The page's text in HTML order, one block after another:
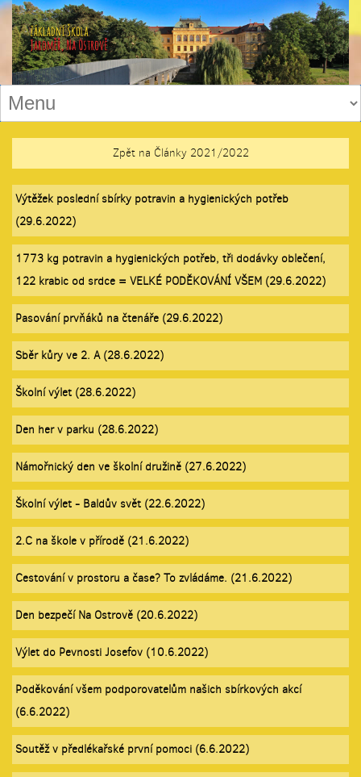
Zpět na Články 2021/2022
Výtěžek poslední sbírky potravin a hygienických potřeb
(29.6.2022)
1773 kg potravin a hygienických potřeb, tři dodávky oblečení,
122 krabic od srdce = VELKÉ PODĚKOVÁNÍ VŠEM (29.6.2022)
Pasování prvňáků na čtenáře (29.6.2022)
Sběr kůry ve 2. A (28.6.2022)
Školní výlet (28.6.2022)
Den her v parku (28.6.2022)
Námořnický den ve školní družině (27.6.2022)
Školní výlet - Baldův svět (22.6.2022)
2.C na škole v přírodě (21.6.2022)
Cestování v prostoru a čase? To zvládáme. (21.6.2022)
Den bezpečí Na Ostrově (20.6.2022)
Výlet do Pevnosti Josefov (10.6.2022)
Poděkování všem podporovatelům našich sbírkových akcí
(6.6.2022)
Soutěž v předlékařské první pomoci (6.6.2022)